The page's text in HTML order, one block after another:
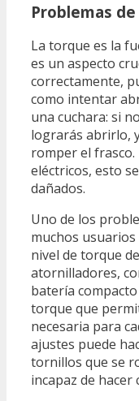
Problemas
La torque es la
es un aspecto
correctamente,
como intentar
una cuchara: si
lograrás abrirlo,
romper el frasco.
eléctricos, esto
dañados.
Uno de los
muchos
nivel de torque
atornilladores,
batería
torque que
necesaria para
ajustes puede
tornillos que se
incapaz de